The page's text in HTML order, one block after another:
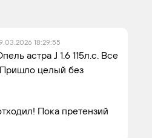
18:29:55
астра J 1.6 115л.с. Все
целый без
Пока претензий